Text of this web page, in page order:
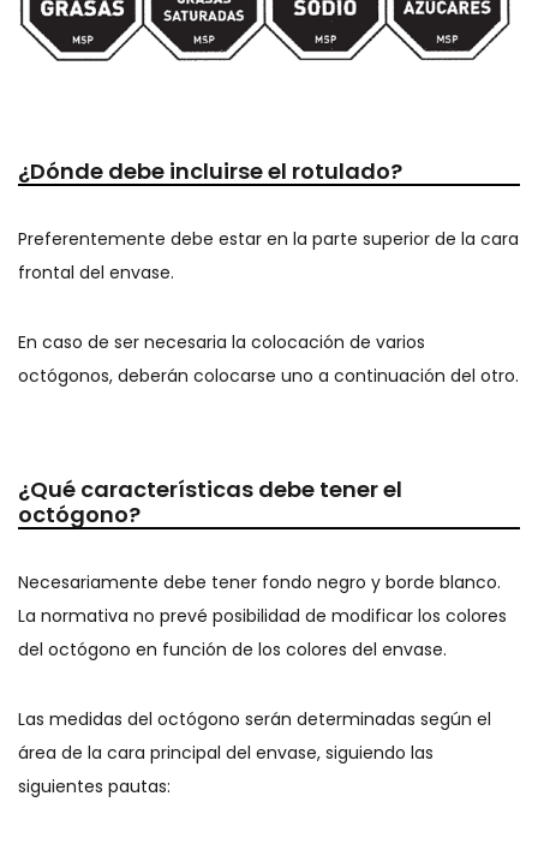
¿Dónde debe incluirse el rotulado?
Preferentemente debe estar en la parte superior de la cara
frontal del envase.
En caso de ser necesaria la colocación de varios
octógonos, deberán colocarse uno a continuación del otro.
¿Qué características debe tener el
octógono?
Necesariamente debe tener fondo negro y borde blanco.
La normativa no prevé posibilidad de modificar los colores
del octógono en función de los colores del envase.
Las medidas del octógono serán determinadas según el
área de la cara principal del envase, siguiendo las
siguientes pautas: